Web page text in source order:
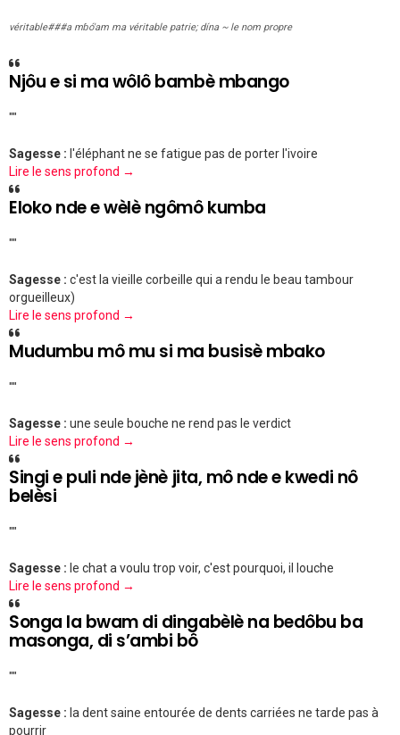
véritable###a mɓó'am ma véritable patrie; dína ~ le nom propre
Njôu e si ma wôlô bambè mbango
""
Sagesse : l'éléphant ne se fatigue pas de porter l'ivoire
Lire le sens profond →
Eloko nde e wèlè ngômô kumba
""
Sagesse : c'est la vieille corbeille qui a rendu le beau tambour
orgueilleux)
Lire le sens profond →
Mudumbu mô mu si ma busisè mbako
""
Sagesse : une seule bouche ne rend pas le verdict
Lire le sens profond →
Singi e puli nde jènè jita, mô nde e kwedi nô
belèsi
""
Sagesse : le chat a voulu trop voir, c'est pourquoi, il louche
Lire le sens profond →
Songa la bwam di dingabèlè na bedôbu ba
masonga, di s’ambi bô
""
Sagesse : la dent saine entourée de dents carriées ne tarde pas à
pourrir